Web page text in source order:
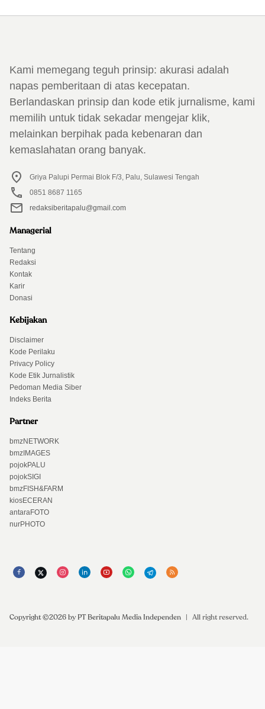
Kami memegang teguh prinsip: akurasi adalah
napas pemberitaan di atas kecepatan.
Berlandaskan prinsip dan kode etik jurnalisme, kami
memilih untuk tidak sekadar mengejar klik,
melainkan berpihak pada kebenaran dan
kemaslahatan orang banyak.
Griya Palupi Permai Blok F/3, Palu, Sulawesi Tengah
0851 8687 1165
redaksiberitapalu@gmail.com
Managerial
Tentang
Redaksi
Kontak
Karir
Donasi
Kebijakan
Disclaimer
Kode Perilaku
Privacy Policy
Kode Etik Jurnalistik
Pedoman Media Siber
Indeks Berita
Partner
bmzNETWORK
bmzIMAGES
pojokPALU
pojokSIGI
bmzFISH&FARM
kiosECERAN
antaraFOTO
nurPHOTO
Copyright ©2026 by PT Beritapalu Media Independen All right reserved.